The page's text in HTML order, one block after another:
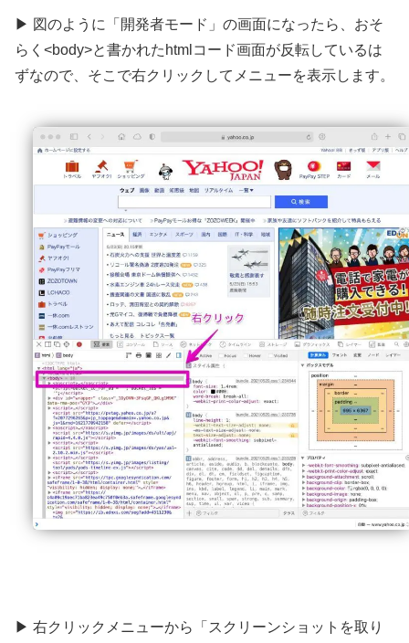
▶ 図のように「開発者モード」の画面になったら、おそ
らく<body>と書かれたhtmlコード画面が反転しているは
ずなので、そこで右クリックしてメニューを表示します。
▶ 右クリックメニューから「スクリーンショットを取り